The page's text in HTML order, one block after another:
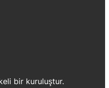
bir kuruluştur.